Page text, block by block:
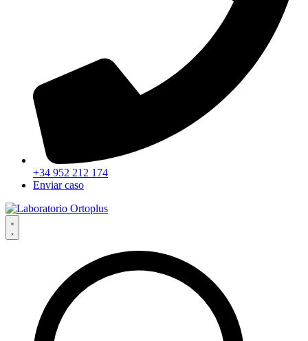
+34 952 212 174
Enviar caso